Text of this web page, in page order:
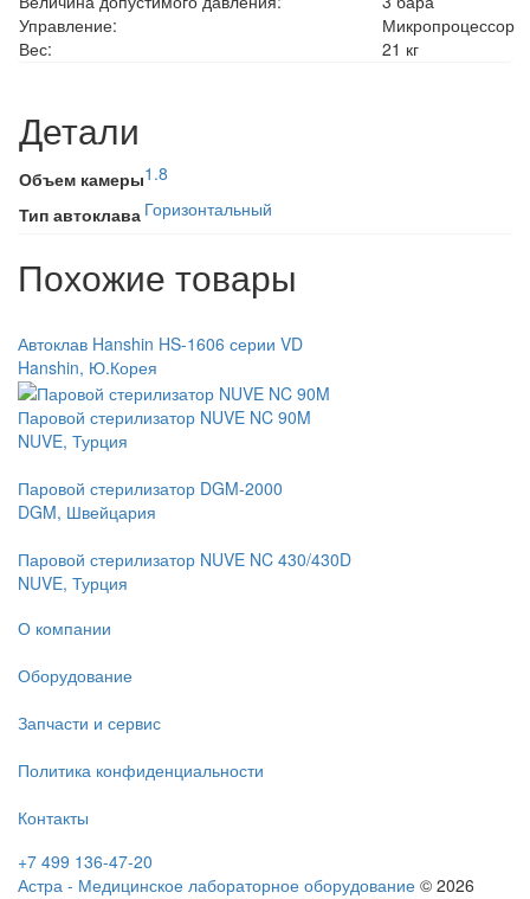
Управление:
Микропроцессор
Вес:
21 кг
Детали
Объем камеры1.8
Тип автоклава Горизонтальный
Похожие товары
Автоклав Hanshin HS-1606 серии VD
Hanshin, Ю.Корея
Паровой стерилизатор NUVE NC 90M
NUVE, Турция
Паровой стерилизатор DGM-2000
DGM, Швейцария
Паровой стерилизатор NUVE NC 430/430D
NUVE, Турция
О компании
Оборудование
Запчасти и сервис
Политика конфиденциальности
Контакты
+7 499 136-47-20
Астра - Медицинское лабораторное оборудование © 2026